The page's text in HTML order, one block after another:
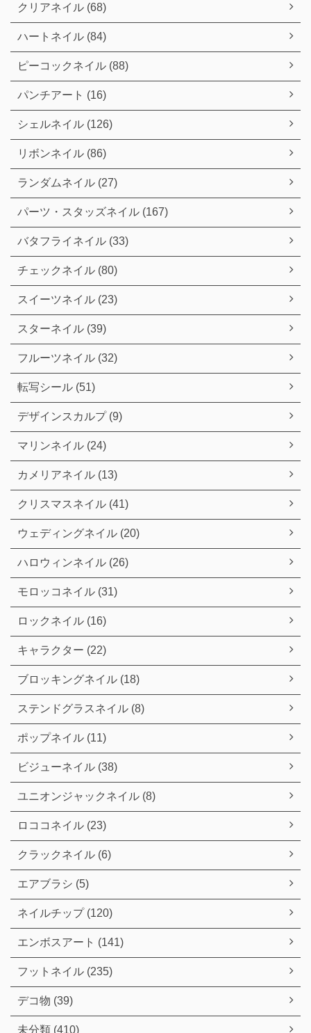
クリアネイル (68)
ハートネイル (84)
ピーコックネイル (88)
パンチアート (16)
シェルネイル (126)
リボンネイル (86)
ランダムネイル (27)
パーツ・スタッズネイル (167)
バタフライネイル (33)
チェックネイル (80)
スイーツネイル (23)
スターネイル (39)
フルーツネイル (32)
転写シール (51)
デザインスカルプ (9)
マリンネイル (24)
カメリアネイル (13)
クリスマスネイル (41)
ウェディングネイル (20)
ハロウィンネイル (26)
モロッコネイル (31)
ロックネイル (16)
キャラクター (22)
ブロッキングネイル (18)
ステンドグラスネイル (8)
ポップネイル (11)
ビジューネイル (38)
ユニオンジャックネイル (8)
ロココネイル (23)
クラックネイル (6)
エアブラシ (5)
ネイルチップ (120)
エンボスアート (141)
フットネイル (235)
デコ物 (39)
未分類 (410)